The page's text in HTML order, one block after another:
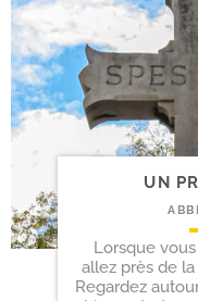
UN
Lorsque
allez près de
Regardez